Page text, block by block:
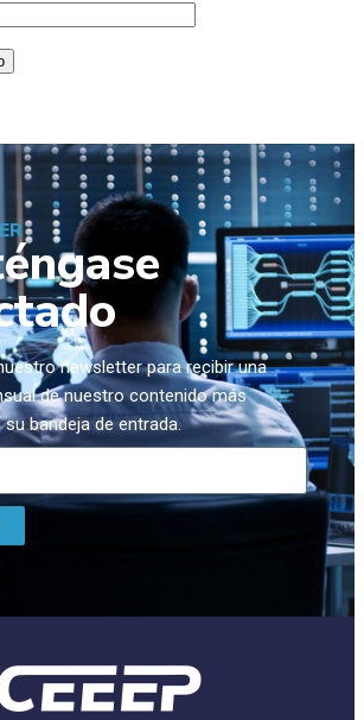
newsletter para recibir una
de nuestro contenido más
bandeja de entrada.